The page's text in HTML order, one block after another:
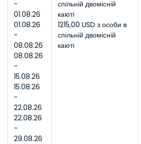
-
01.08.26
01.08.26
-
08.08.26
08.08.26
-
15.08.26
15.08.26
-
22.08.26
22.08.26
-
29.08.26
спільній двомісній
каюті
1215,00 USD з особи в
спільній двомісній
каюті